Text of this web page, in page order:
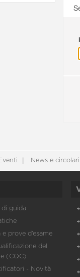
News e circolari
di guida
prove d’esame
del
(CQC)
- Novità